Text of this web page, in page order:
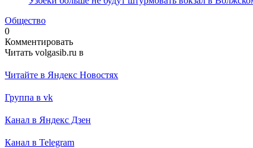
Общество
0
Комментировать
Читать volgasib.ru в
Читайте в Яндекс Новостях
Группа в vk
Канал в Яндекс Дзен
Канал в Telegram